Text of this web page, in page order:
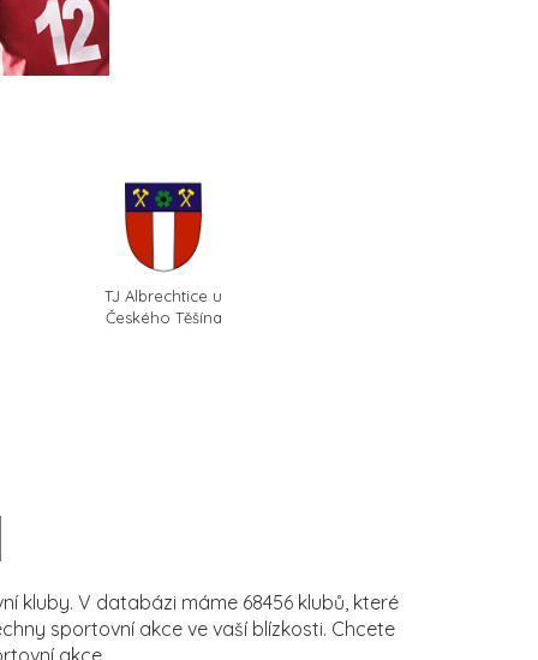
TJ Albrechtice u
Českého Těšína
kluby. V databázi máme 68456 klubů, které
sportovní akce ve vaší blízkosti. Chcete
akce.